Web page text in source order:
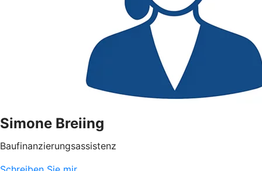
Simone Breiing
Baufinanzierungsassistenz